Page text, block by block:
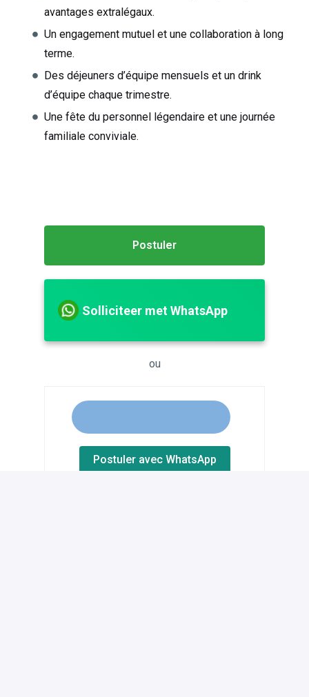
avantages extralégaux.
Un engagement mutuel et une collaboration à long
terme.
Des déjeuners d’équipe mensuels et un drink
d’équipe chaque trimestre.
Une fête du personnel légendaire et une journée
familiale conviviale.
Postuler
Solliciteer met WhatsApp
ou
Postuler avec WhatsApp